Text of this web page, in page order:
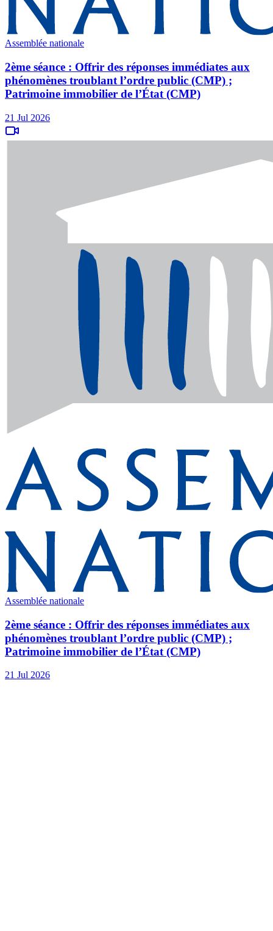
Assemblée nationale
2ème séance : Offrir des réponses immédiates aux
phénomènes troublant l’ordre public (CMP) ;
Patrimoine immobilier de l’État (CMP)
21 Jul 2026
Assemblée nationale
2ème séance : Offrir des réponses immédiates aux
phénomènes troublant l’ordre public (CMP) ;
Patrimoine immobilier de l’État (CMP)
21 Jul 2026